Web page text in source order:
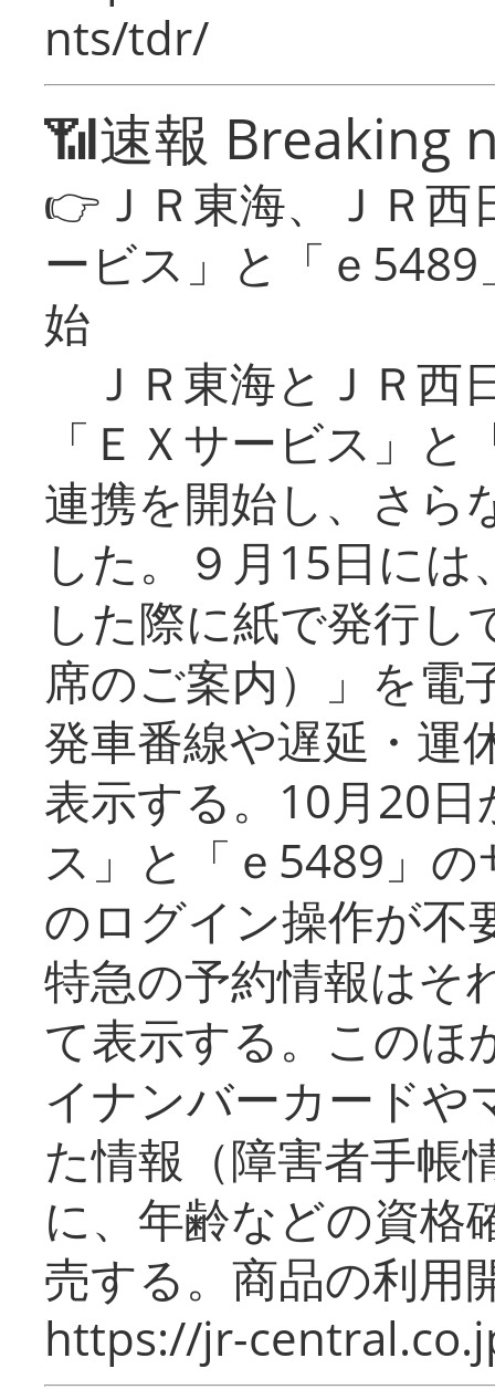
nts/tdr/
📶速報 Breaking
👉ＪＲ東海、ＪＲ
ービス」と「ｅ
始
ＪＲ東海とＪＲ西
「ＥＸサービス」
連携を開始し、さら
した。９月15日に
した際に紙で発行し
席のご案内）」を電
発車番線や遅延・運
表示する。10月20
ス」と「ｅ5489」
のログイン操作が不
特急の予約情報はそ
て表示する。このほ
イナンバーカードや
た情報（障害者手帳
に、年齢などの資格
売する。商品の利用
https://jr-